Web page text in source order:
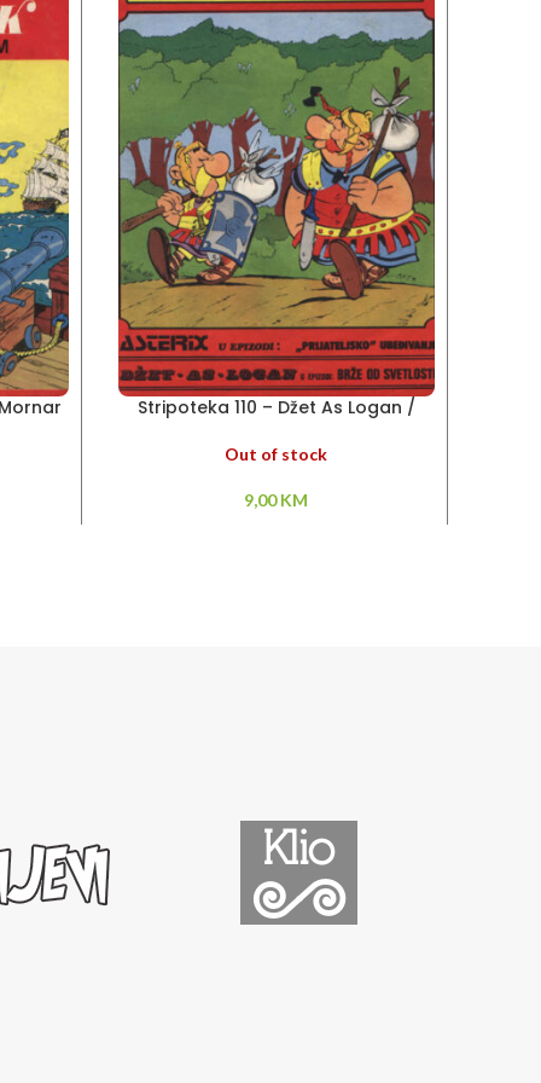
Stripoteka 110 – Džet As Logan /
Out of stock
9,00KM